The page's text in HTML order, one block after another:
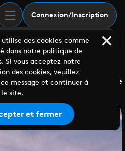
Connexion/Inscription
CollaborationsLabels Genre
des cookies comme
dans notre politique de
Si vous acceptez notre
des cookies, veuillez
message et continuer à
site.
et fermer